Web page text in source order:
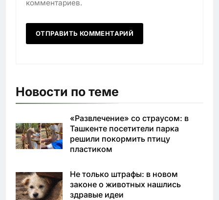
комментариев.
Новости по теме
«Развлечение» со страусом: в
Ташкенте посетители парка
решили покормить птицу
пластиком
Не только штрафы: в новом
законе о животных нашлись
здравые идеи